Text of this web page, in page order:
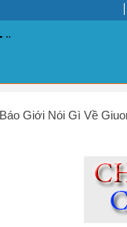
Báo Giới Nói Gì Về